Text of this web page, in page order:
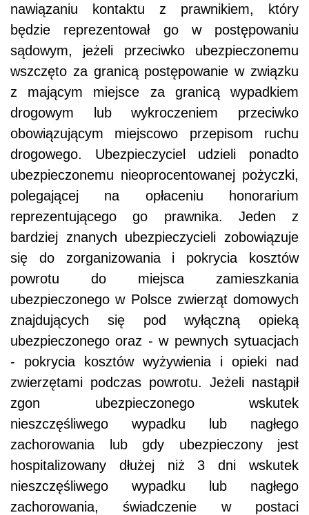
nawiązaniu kontaktu z prawnikiem, który
będzie reprezentował go w postępowaniu
sądowym, jeżeli przeciwko ubezpieczonemu
wszczęto za granicą postępowanie w związku
z mającym miejsce za granicą wypadkiem
drogowym lub wykroczeniem przeciwko
obowiązującym miejscowo przepisom ruchu
drogowego. Ubezpieczyciel udzieli ponadto
ubezpieczonemu nieoprocentowanej pożyczki,
polegającej na opłaceniu honorarium
reprezentującego go prawnika. Jeden z
bardziej znanych ubezpieczycieli zobowiązuje
się do zorganizowania i pokrycia kosztów
powrotu do miejsca zamieszkania
ubezpieczonego w Polsce zwierząt domowych
znajdujących się pod wyłączną opieką
ubezpieczonego oraz - w pewnych sytuacjach
- pokrycia kosztów wyżywienia i opieki nad
zwierzętami podczas powrotu. Jeżeli nastąpił
zgon ubezpieczonego wskutek
nieszczęśliwego wypadku lub nagłego
zachorowania lub gdy ubezpieczony jest
hospitalizowany dłużej niż 3 dni wskutek
nieszczęśliwego wypadku lub nagłego
zachorowania, świadczenie w postaci